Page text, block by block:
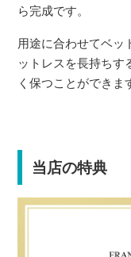
ら完成です。
用途に合わせてベッ
ットレスを長持ちす
く保つことができま
当店の特典